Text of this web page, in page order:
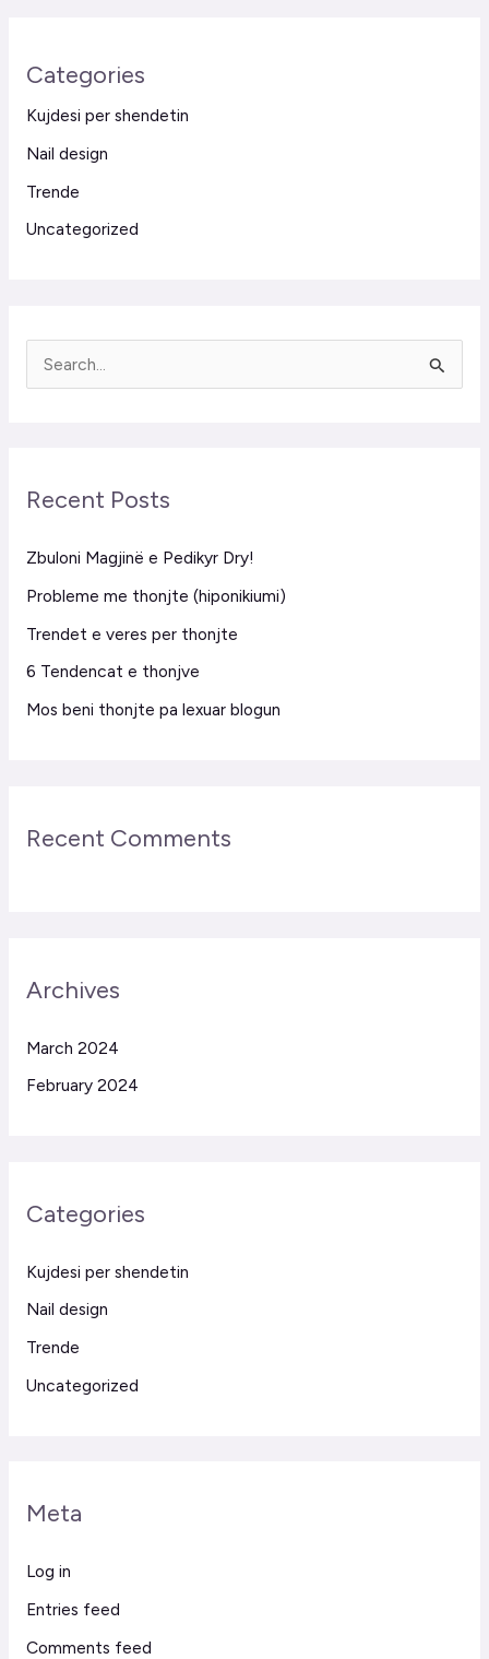
Categories
Kujdesi per shendetin
Nail design
Trende
Uncategorized
c
o
:
Recent Posts
Zbuloni Magjinë e Pedikyr Dry!
Probleme me thonjte (hiponikiumi)
Trendet e veres per thonjte
6 Tendencat e thonjve
Mos beni thonjte pa lexuar blogun
Recent Comments
Archives
March 2024
February 2024
Categories
Kujdesi per shendetin
Nail design
Trende
Uncategorized
Meta
Log in
Entries feed
Comments feed